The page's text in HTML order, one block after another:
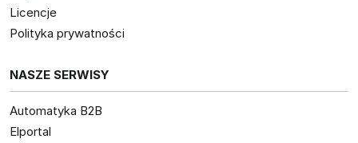
Licencje
Polityka prywatności
NASZE SERWISY
Automatyka B2B
Elportal